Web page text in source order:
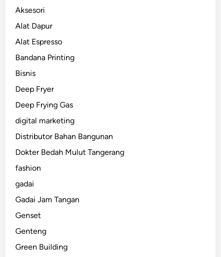
Aksesori
Alat Dapur
Alat Espresso
Bandana Printing
Bisnis
Deep Fryer
Deep Frying Gas
digital marketing
Distributor Bahan Bangunan
Dokter Bedah Mulut Tangerang
fashion
gadai
Gadai Jam Tangan
Genset
Genteng
Green Building